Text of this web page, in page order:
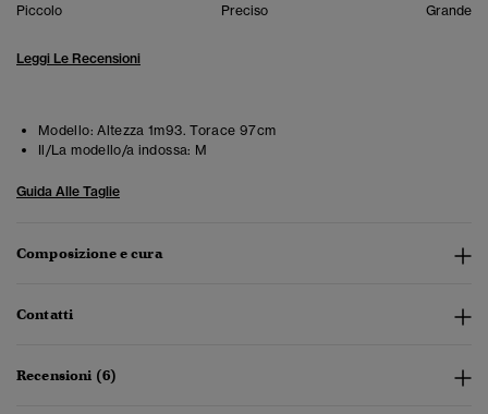
Piccolo Preciso Grande
Leggi Le Recensioni
Modello: Altezza 1m93. Torace 97cm
Il/La modello/a indossa: M
Guida Alle Taglie
Composizione e cura
Contatti
Recensioni (6)